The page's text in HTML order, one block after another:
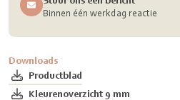
Binnen één werkdag reactie
Downloads
Productblad
Kleurenoverzicht 9 mm